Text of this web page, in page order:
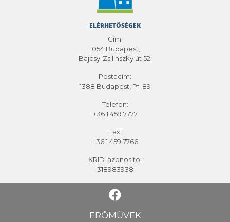
ELÉRHETŐSÉGEK
Cím:
1054 Budapest,
Bajcsy-Zsilinszky út 52.
Postacím:
1388 Budapest, Pf. 89
Telefon:
+36 1 459 7777
Fax:
+36 1 459 7766
KRID-azonosító:
318983938
ERŐMŰVEK